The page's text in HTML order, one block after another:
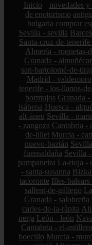
Inicio novedades
de enoturismo
bulgaria comprar
Sevilla - sevilla
Santa-cruz-de-
Almería - roquetas-
Granada - almuñécar
san-bartolomé-de-
Madrid - valdemoro
tenerife - los-llanos-
bormujos Granada
isábena Huesca -
alt-àneu Sevilla -
- zangoza Cantabria -
de-lillet Murcia -
nuevo-baztán
fuensaldaña Sevilla -
pampaneira La-rioja -
- santa-susanna
tacoronte Illes-
sallent-de-gállego
Granada - salobreña
carles-de-la-ràpita
nerja León - león
Cantabria - el-astillero
boecillo Murcia -